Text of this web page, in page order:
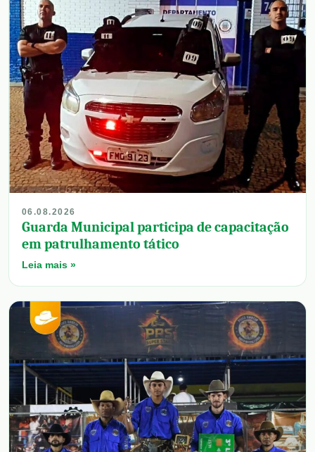
06.08.2026
Guarda Municipal participa de capacitação
em patrulhamento tático
Leia mais »